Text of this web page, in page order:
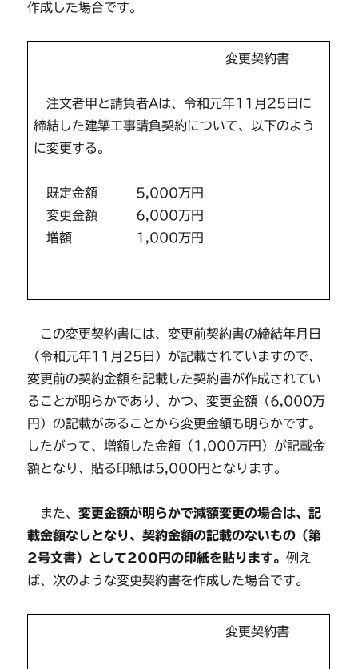
作成した場合です。
変更契約書
注文者甲と請負者Aは、令和元年11月25日に
締結した建築工事請負契約について、以下のよう
に変更する。
既定金額 5,000万円
変更金額 6,000万円
増額 1,000万円
この変更契約書には、変更前契約書の締結年月日
（令和元年11月25日）が記載されていますので、
変更前の契約金額を記載した契約書が作成されてい
ることが明らかであり、かつ、変更金額（6,000万
円）の記載があることから変更金額も明らかです。
したがって、増額した金額（1,000万円）が記載金
額となり、貼る印紙は5,000円となります。
また、変更金額が明らかで減額変更の場合は、記
載金額なしとなり、契約金額の記載のないもの（第
2号文書）として200円の印紙を貼ります。例え
ば、次のような変更契約書を作成した場合です。
変更契約書